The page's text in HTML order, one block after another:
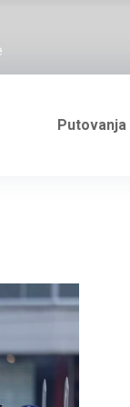
Putovanja